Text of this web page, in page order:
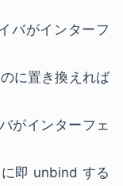
バがインターフ
に置き換えれば
がインターフェ
即 unbind する